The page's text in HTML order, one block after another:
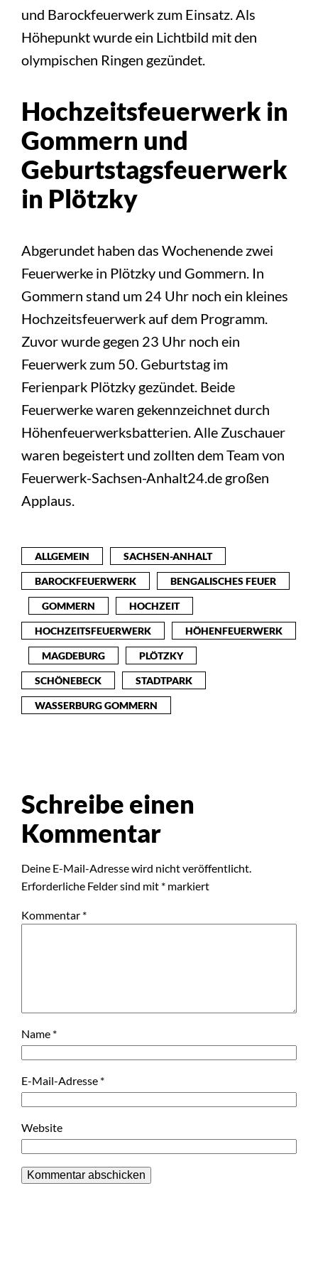
und Barockfeuerwerk zum Einsatz. Als
Höhepunkt wurde ein Lichtbild mit den
olympischen Ringen gezündet.
Hochzeitsfeuerwerk in
Gommern und
Geburtstagsfeuerwerk
in Plötzky
Abgerundet haben das Wochenende zwei
Feuerwerke in Plötzky und Gommern. In
Gommern stand um 24 Uhr noch ein kleines
Hochzeitsfeuerwerk auf dem Programm.
Zuvor wurde gegen 23 Uhr noch ein
Feuerwerk zum 50. Geburtstag im
Ferienpark Plötzky gezündet. Beide
Feuerwerke waren gekennzeichnet durch
Höhenfeuerwerksbatterien. Alle Zuschauer
waren begeistert und zollten dem Team von
Feuerwerk-Sachsen-Anhalt24.de großen
Applaus.
ALLGEMEIN SACHSEN-ANHALT
BAROCKFEUERWERK BENGALISCHES FEUER
GOMMERN HOCHZEIT
HOCHZEITSFEUERWERK HÖHENFEUERWERK
MAGDEBURG PLÖTZKY
SCHÖNEBECK STADTPARK
WASSERBURG GOMMERN
Schreibe einen
Kommentar
Deine E-Mail-Adresse wird nicht veröffentlicht.
Erforderliche Felder sind mit * markiert
Kommentar *
Name *
E-Mail-Adresse *
Website